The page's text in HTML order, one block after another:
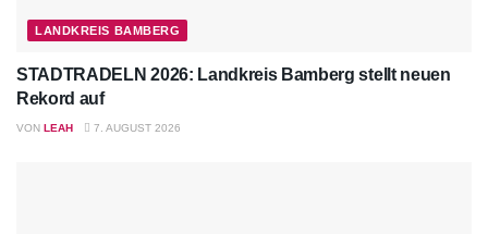
LANDKREIS BAMBERG
STADTRADELN 2026: Landkreis Bamberg stellt neuen
Rekord auf
VON LEAH 7. AUGUST 2026